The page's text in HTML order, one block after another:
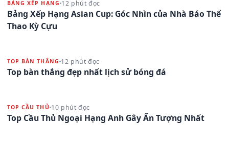
BẢNG XẾP HẠNG 12 phút đọc
Bảng Xếp Hạng Asian Cup: Góc Nhìn của Nhà Báo Thể
Thao Kỳ Cựu
TOP BÀN THẮNG 12 phút đọc
Top bàn thắng đẹp nhất lịch sử bóng đá
TOP CẦU THỦ 10 phút đọc
Top Cầu Thủ Ngoại Hạng Anh Gây Ấn Tượng Nhất